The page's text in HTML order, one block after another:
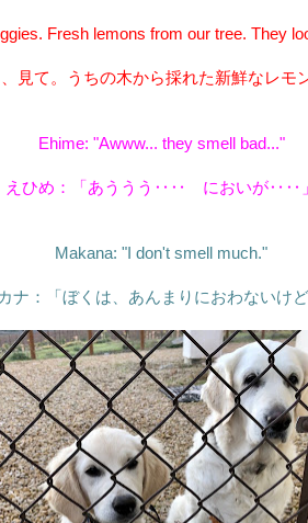
Fresh lemons from our tree. They
見て。うちの木から採れた新鮮なレモ
Ehime: "Awww... they smell bad..."
えひめ：「あううう‥‥ においが‥‥」
Makana: "I don't smell much."
ナ：「ぼくは、あんまりにおわないけど